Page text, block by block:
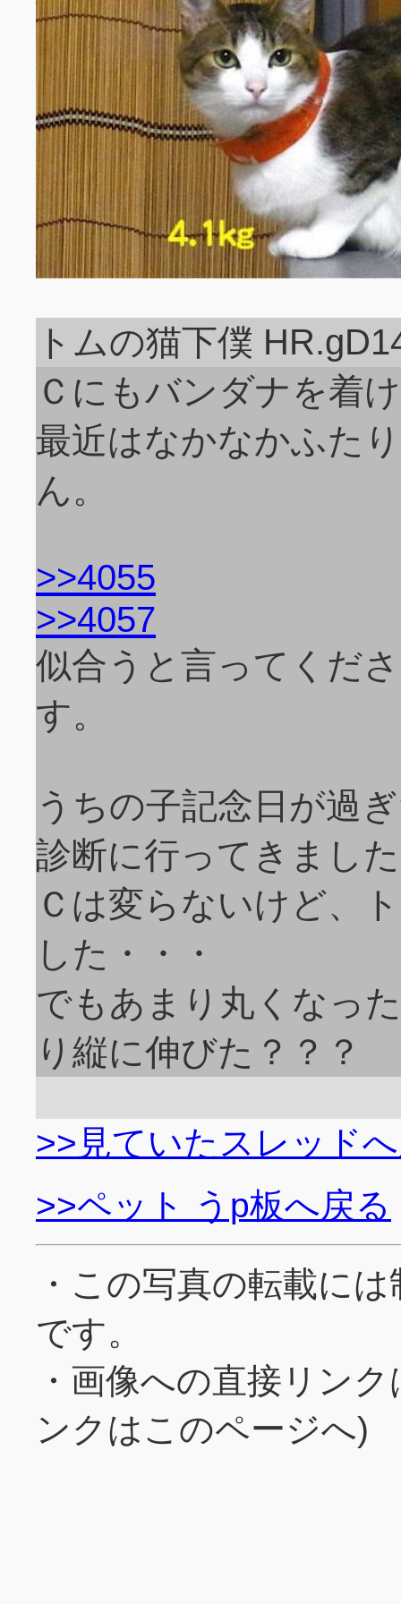
トムの猫下僕
Ｃにもバンダナを着
最近はなかなかふた
ん。
>>4055
>>4057
似合うと言ってくだ
す。
うちの子記念日が過
診断に行ってきまし
Ｃは変らないけど、
した・・・
でもあまり丸くなっ
り縦に伸びた？？？
>>見ていたスレッド
>>ペット うp板へ戻る
・この写真の転載に
です。
・画像への直接リン
ンクはこのページへ)